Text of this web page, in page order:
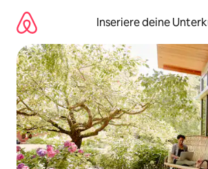
Inhalten
springen
Inseriere deine